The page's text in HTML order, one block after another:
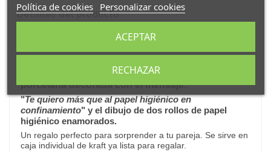
Detalles del producto
Original y simpática taza personalizada
porcelana decorada con el mensaje:
"Te quiero más que al papel higiénico en
confinamiento" y el dibujo de dos rollos de papel
higiénico enamorados.
Un regalo perfecto para sorprender a tu pareja. Se sirve en
caja individual de kraft ya lista para regalar.
Política de cookies Personalizar cookies
RECHAZAR
ACEPTAR